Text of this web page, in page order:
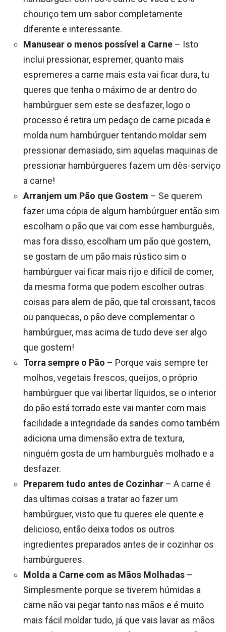
chouriço tem um sabor completamente
diferente e interessante.
Manusear o menos possível a Carne – Isto
inclui pressionar, espremer, quanto mais
espremeres a carne mais esta vai ficar dura, tu
queres que tenha o máximo de ar dentro do
hambúrguer sem este se desfazer, logo o
processo é retira um pedaço de carne picada e
molda num hambúrguer tentando moldar sem
pressionar demasiado, sim aquelas maquinas de
pressionar hambúrgueres fazem um dês-serviço
a carne!
Arranjem um Pão que Gostem – Se querem
fazer uma cópia de algum hambúrguer então sim
escolham o pão que vai com esse hamburguês,
mas fora disso, escolham um pão que gostem,
se gostam de um pão mais rústico sim o
hambúrguer vai ficar mais rijo e difícil de comer,
da mesma forma que podem escolher outras
coisas para alem de pão, que tal croissant, tacos
ou panquecas, o pão deve complementar o
hambúrguer, mas acima de tudo deve ser algo
que gostem!
Torra sempre o Pão – Porque vais sempre ter
molhos, vegetais frescos, queijos, o próprio
hambúrguer que vai libertar líquidos, se o interior
do pão está torrado este vai manter com mais
facilidade a integridade da sandes como também
adiciona uma dimensão extra de textura,
ninguém gosta de um hamburguês molhado e a
desfazer.
Preparem tudo antes de Cozinhar – A carne é
das ultimas coisas a tratar ao fazer um
hambúrguer, visto que tu queres ele quente e
delicioso, então deixa todos os outros
ingredientes preparados antes de ir cozinhar os
hambúrgueres.
Molda a Carne com as Mãos Molhadas –
Simplesmente porque se tiverem húmidas a
carne não vai pegar tanto nas mãos e é muito
mais fácil moldar tudo, já que vais lavar as mãos